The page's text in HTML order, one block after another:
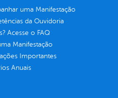
uma Manifestação
da Ouvidoria
Acesse o FAQ
Manifestação
Importantes
Anuais